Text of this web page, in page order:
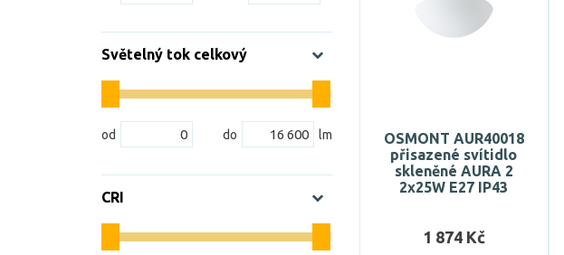
Světelný tok celkový
CRI
OSMONT AUR40018
přisazené svítidlo
skleněné AURA 2
2x25W E27 IP43
1 874 Kč